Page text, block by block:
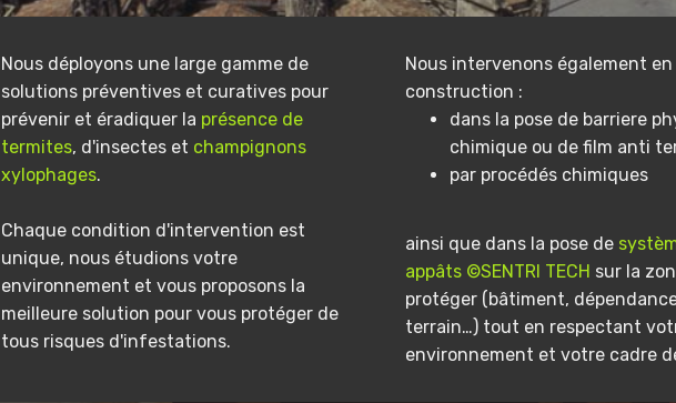
Nous déployons une large gamme de
solutions préventives et curatives pour
prévenir et éradiquer la présence de
termites, d'insectes et champignons
xylophages.
Chaque condition d'intervention est
unique, nous étudions votre
environnement et vous proposons la
meilleure solution pour vous protéger de
tous risques d'infestations.
Nous intervenons également en
construction :
dans la pose de barriere
chimique ou de film anti
par procédés chimiques
ainsi que dans la pose de
appâts ©SENTRI TECH sur la
protéger (bâtiment,
terrain…) tout en respectant
environnement et votre cadre